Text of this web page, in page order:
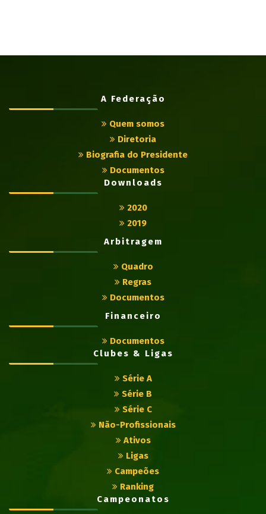
A Federação
Quem somos
Diretoria
Biografia do Presidente
Documentos
Downloads
2020
2019
Arbitragem
Quadro
Regras
Documentos
Financeiro
Documentos
Clubes & Ligas
Série A
Série B
Série C
Não-Profissionais
Ativos
Ligas
Campeões
Ranking
Campeonatos